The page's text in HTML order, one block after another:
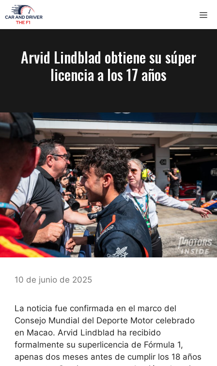
Saltar
al
contenido
Arvid Lindblad obtiene su súper
licencia a los 17 años
10 de junio de 2025
La noticia fue confirmada en el marco del
Consejo Mundial del Deporte Motor celebrado
en Macao. Arvid Lindblad ha recibido
formalmente su superlicencia de Fórmula 1,
apenas dos meses antes de cumplir los 18 años